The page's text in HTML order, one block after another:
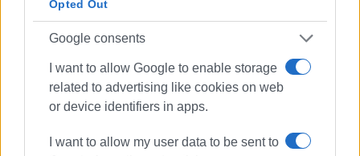
Opted Out
Google consents
I want to allow Google to enable storage
related to advertising like cookies on web
or device identifiers in apps.
I want to allow my user data to be sent to